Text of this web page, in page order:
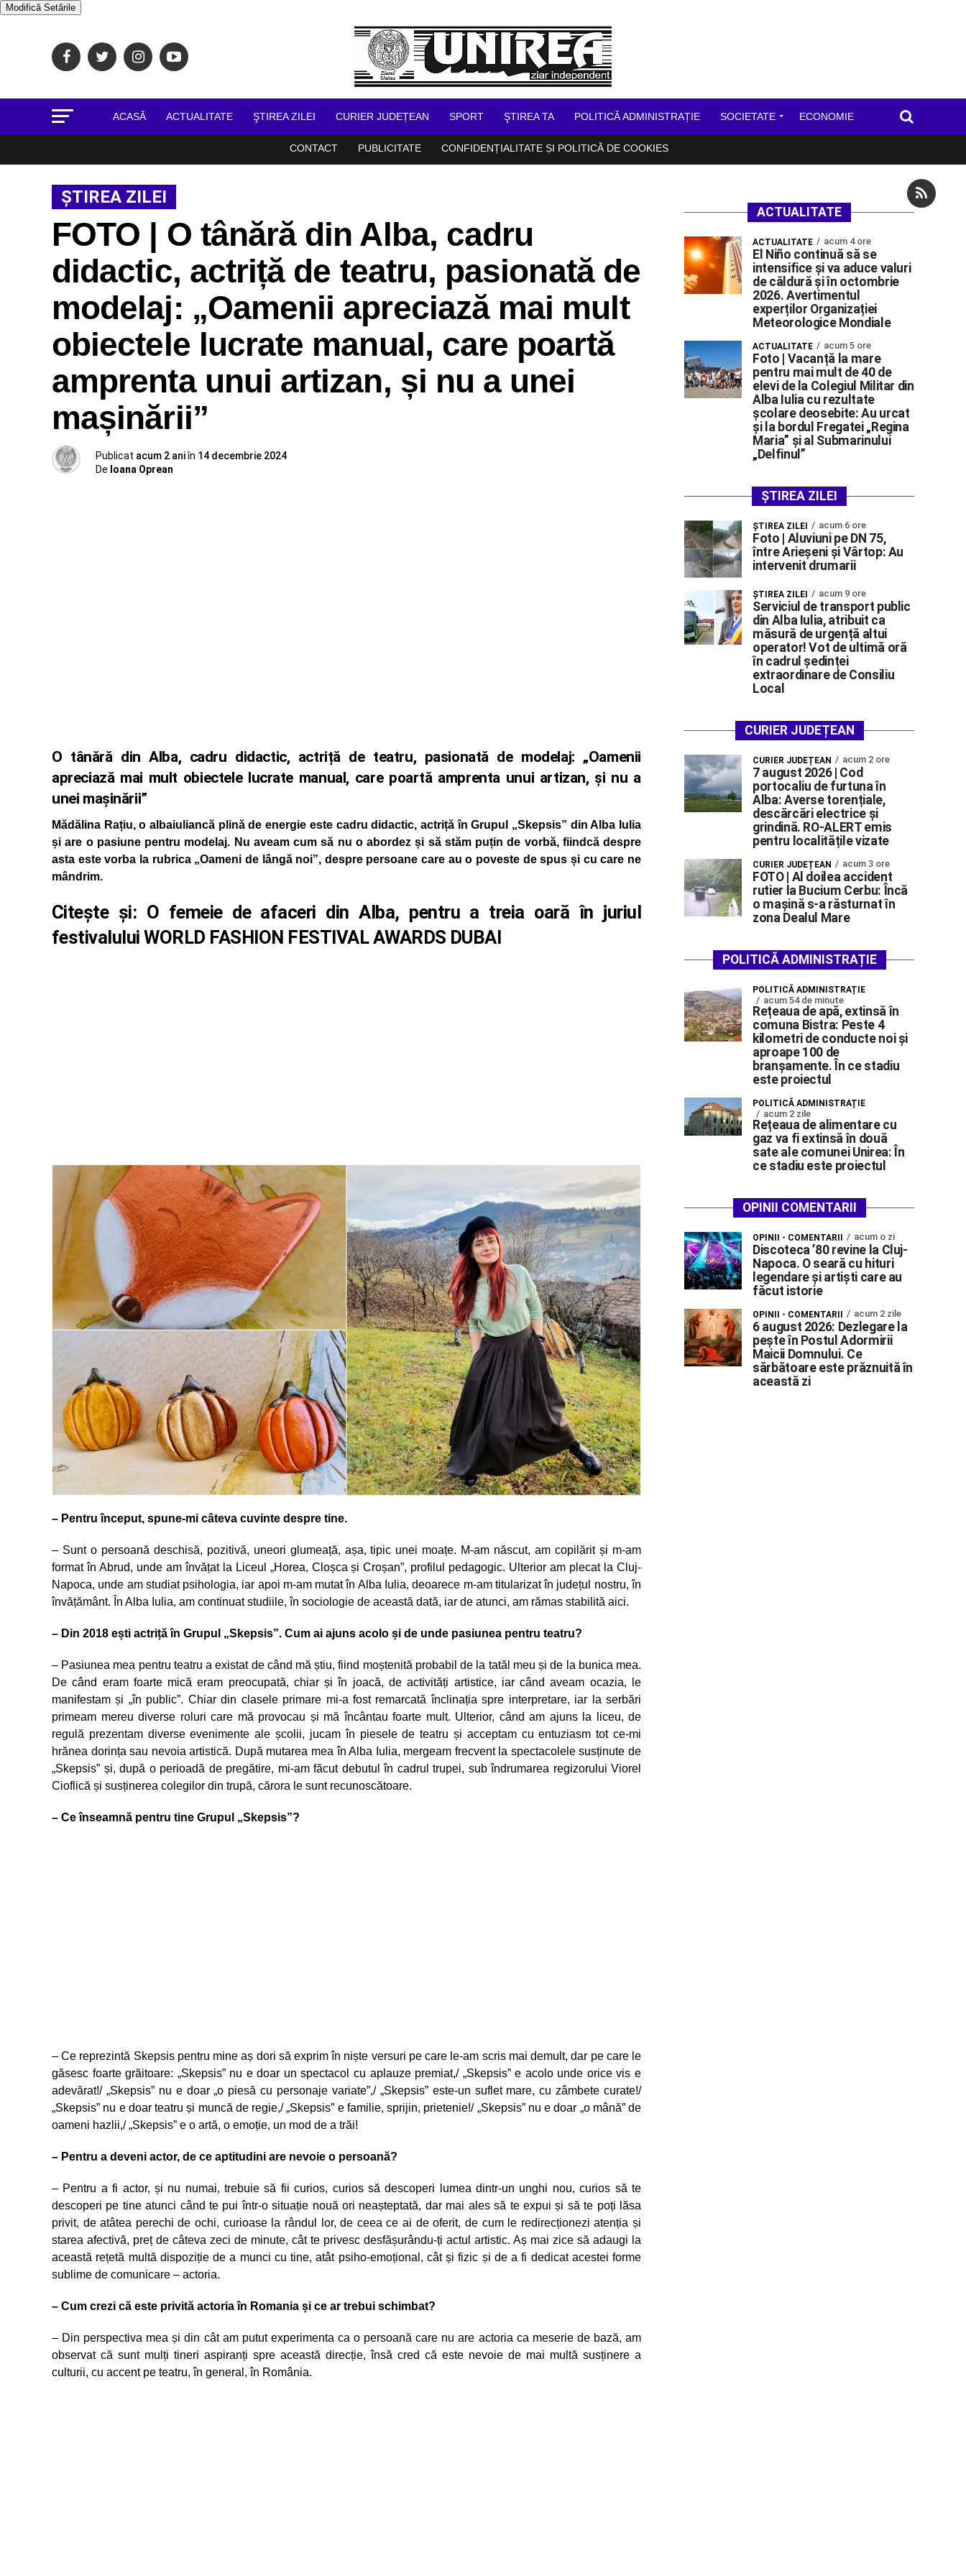
Modifică Setările
ACASĂ ACTUALITATE ŞTIREA ZILEI CURIER JUDEȚEAN SPORT ŞTIREA TA POLITICĂ ADMINISTRAȚIE SOCIETATE ECONOMIE
CONTACT PUBLICITATE CONFIDENȚIALITATE ȘI POLITICĂ DE COOKIES
ŞTIREA ZILEI
FOTO | O tânără din Alba, cadru
didactic, actriță de teatru, pasionată de
modelaj: „Oamenii apreciază mai mult
obiectele lucrate manual, care poartă
amprenta unui artizan, și nu a unei
mașinării”
Publicat acum 2 aniîn 14 decembrie 2024
De Ioana Oprean
O tânără din Alba, cadru didactic, actriță de teatru, pasionată de modelaj: „Oamenii
apreciază mai mult obiectele lucrate manual, care poartă amprenta unui artizan, și nu a
unei mașinării”
Mădălina Rațiu, o albaiuliancă plină de energie este cadru didactic, actriță în Grupul „Skepsis” din Alba Iulia
și are o pasiune pentru modelaj. Nu aveam cum să nu o abordez și să stăm puțin de vorbă, fiindcă despre
asta este vorba la rubrica „Oameni de lângă noi”, despre persoane care au o poveste de spus și cu care ne
mândrim.
Citește și: O femeie de afaceri din Alba, pentru a treia oară în juriul
festivalului WORLD FASHION FESTIVAL AWARDS DUBAI
– Pentru început, spune-mi câteva cuvinte despre tine.
– Sunt o persoană deschisă, pozitivă, uneori glumeață, așa, tipic unei moațe. M-am născut, am copilărit și m-am
format în Abrud, unde am învățat la Liceul „Horea, Cloșca și Croșan”, profilul pedagogic. Ulterior am plecat la Cluj-
Napoca, unde am studiat psihologia, iar apoi m-am mutat în Alba Iulia, deoarece m-am titularizat în județul nostru, în
învățământ. În Alba Iulia, am continuat studiile, în sociologie de această dată, iar de atunci, am rămas stabilită aici.
– Din 2018 ești actriță în Grupul „Skepsis”. Cum ai ajuns acolo și de unde pasiunea pentru teatru?
– Pasiunea mea pentru teatru a existat de când mă știu, fiind moștenită probabil de la tatăl meu și de la bunica mea.
De când eram foarte mică eram preocupată, chiar și în joacă, de activități artistice, iar când aveam ocazia, le
manifestam și „în public”. Chiar din clasele primare mi-a fost remarcată înclinația spre interpretare, iar la serbări
primeam mereu diverse roluri care mă provocau și mă încântau foarte mult. Ulterior, când am ajuns la liceu, de
regulă prezentam diverse evenimente ale școlii, jucam în piesele de teatru și acceptam cu entuziasm tot ce-mi
hrănea dorința sau nevoia artistică. După mutarea mea în Alba Iulia, mergeam frecvent la spectacolele susținute de
„Skepsis” și, după o perioadă de pregătire, mi-am făcut debutul în cadrul trupei, sub îndrumarea regizorului Viorel
Cioflică și susținerea colegilor din trupă, cărora le sunt recunoscătoare.
– Ce înseamnă pentru tine Grupul „Skepsis”?
– Ce reprezintă Skepsis pentru mine aș dori să exprim în niște versuri pe care le-am scris mai demult, dar pe care le
găsesc foarte grăitoare: „Skepsis” nu e doar un spectacol cu aplauze premiat,/ „Skepsis” e acolo unde orice vis e
adevărat!/ „Skepsis” nu e doar „o piesă cu personaje variate”,/ „Skepsis” este-un suflet mare, cu zâmbete curate!/
„Skepsis” nu e doar teatru și muncă de regie,/ „Skepsis” e familie, sprijin, prietenie!/ „Skepsis” nu e doar „o mână” de
oameni hazlii,/ „Skepsis” e o artă, o emoție, un mod de a trăi!
– Pentru a deveni actor, de ce aptitudini are nevoie o persoană?
– Pentru a fi actor, și nu numai, trebuie să fii curios, curios să descoperi lumea dintr-un unghi nou, curios să te
descoperi pe tine atunci când te pui într-o situație nouă ori neașteptată, dar mai ales să te expui și să te poți lăsa
privit, de atâtea perechi de ochi, curioase la rândul lor, de ceea ce ai de oferit, de cum le redirecționezi atenția și
starea afectivă, preț de câteva zeci de minute, cât te privesc desfășurându-ți actul artistic. Aș mai zice să adaugi la
această rețetă multă dispoziție de a munci cu tine, atât psiho-emoțional, cât și fizic și de a fi dedicat acestei forme
sublime de comunicare – actoria.
– Cum crezi că este privită actoria în Romania și ce ar trebui schimbat?
– Din perspectiva mea și din cât am putut experimenta ca o persoană care nu are actoria ca meserie de bază, am
observat că sunt mulți tineri aspiranți spre această direcție, însă cred că este nevoie de mai multă susținere a
culturii, cu accent pe teatru, în general, în România.
ACTUALITATE
ACTUALITATE acum 4 ore
El Niño continuă să se
intensifice și va aduce valuri
de căldură și în octombrie
2026. Avertimentul
experților Organizației
Meteorologice Mondiale
ACTUALITATE acum 5 ore
Foto | Vacanță la mare
pentru mai mult de 40 de
elevi de la Colegiul Militar din
Alba Iulia cu rezultate
școlare deosebite: Au urcat
și la bordul Fregatei „Regina
Maria” și al Submarinului
„Delfinul”
ȘTIREA ZILEI
ŞTIREA ZILEI acum 6 ore
Foto | Aluviuni pe DN 75,
între Arieșeni și Vârtop: Au
intervenit drumarii
ŞTIREA ZILEI acum 9 ore
Serviciul de transport public
din Alba Iulia, atribuit ca
măsură de urgență altui
operator! Vot de ultimă oră
în cadrul ședinței
extraordinare de Consiliu
Local
CURIER JUDEȚEAN
CURIER JUDEȚEAN acum 2 ore
7 august 2026 | Cod
portocaliu de furtuna în
Alba: Averse torențiale,
descărcări electrice și
grindină. RO-ALERT emis
pentru localitățile vizate
CURIER JUDEȚEAN acum 3 ore
FOTO | Al doilea accident
rutier la Bucium Cerbu: Încă
o mașină s-a răsturnat în
zona Dealul Mare
POLITICĂ ADMINISTRAȚIE
POLITICĂ ADMINISTRAȚIE
acum 54 de minute
Rețeaua de apă, extinsă în
comuna Bistra: Peste 4
kilometri de conducte noi și
aproape 100 de
branșamente. În ce stadiu
este proiectul
POLITICĂ ADMINISTRAȚIE
acum 2 zile
Rețeaua de alimentare cu
gaz va fi extinsă în două
sate ale comunei Unirea: În
ce stadiu este proiectul
OPINII COMENTARII
OPINII - COMENTARII acum o zi
Discoteca ’80 revine la Cluj-
Napoca. O seară cu hituri
legendare și artiști care au
făcut istorie
OPINII - COMENTARII acum 2 zile
6 august 2026: Dezlegare la
pește în Postul Adormirii
Maicii Domnului. Ce
sărbătoare este prăznuită în
această zi